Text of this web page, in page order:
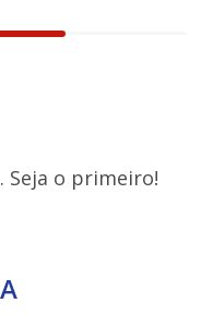
Seja o primeiro!